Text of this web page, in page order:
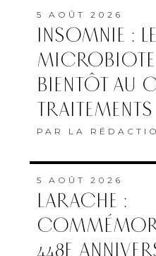
5 AOÛT 2026
INSOMNIE : LE
MICROBIOTE
BIENTÔT AU
PAR LA
5 AOÛT 2026
LARACHE :
448E